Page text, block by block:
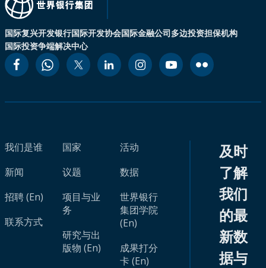
国际复兴开发银行国际开发协会国际金融公司多边投资担保机构
国际投资争端解决中心
我们是谁
新闻
招聘 (En)
联系方式
国家
议题
项目与业
务
研究与出
版物 (En)
活动
数据
世界银行
集团学院
(En)
成果打分
卡 (En)
及时
了解
我们
的最
新数
据与